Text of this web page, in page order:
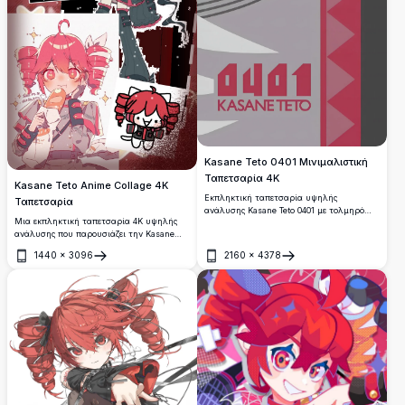
Kasane Teto Anime Collage 4K
Ταπετσαρία
Μια εκπληκτική ταπετσαρία 4K υψηλής
ανάλυσης που παρουσιάζει την Kasane
και ολόσωμης τέχνης. Με φόντο πλούσιο
βαθυκόκκινο καρό με διακοσμητικά
φιόγκους, ιδανική για τους θαυμαστές του
UTAU Vocaloid.
1440 × 3096
Άνοιγμα
Kasane Teto 0401 Μινιμαλιστική
Ταπετσαρία 4K
Εκπληκτική ταπετσαρία υψηλής
ανάλυσης Kasane Teto 0401 με τολμηρό
εμβληματικής εικονικής τραγουδίστριας
UTAU, με έντονα γωνιακά σχήματα και
ρετρό-μοντέρνα αισθητική.
2160 × 4378
Άνοιγμα